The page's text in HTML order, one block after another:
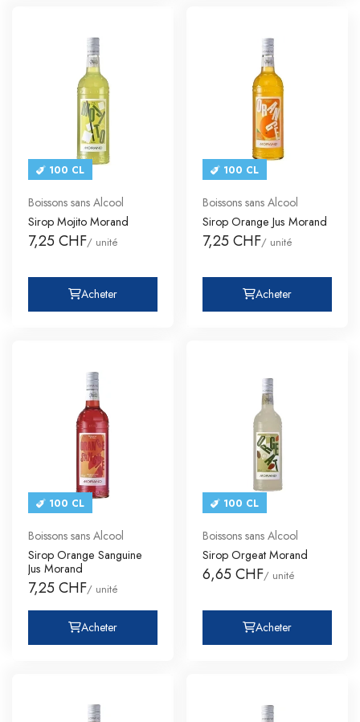
100 CL
Boissons sans Alcool
Sirop Mojito Morand
7,25 CHF/ unité
Acheter
100 CL
Boissons sans Alcool
Sirop Orange Jus Morand
7,25 CHF/ unité
Acheter
100 CL
Boissons sans Alcool
Sirop Orange Sanguine
Jus Morand
7,25 CHF/ unité
Acheter
100 CL
Boissons sans Alcool
Sirop Orgeat Morand
6,65 CHF/ unité
Acheter